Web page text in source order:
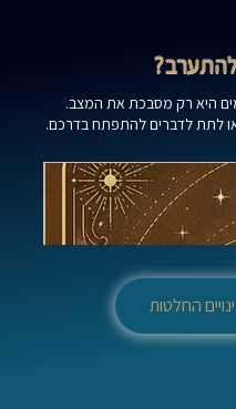
להתערב?
היא רק מסבכת את המצב.
לתת לדברים להתפתח בדרכם.
החלטות